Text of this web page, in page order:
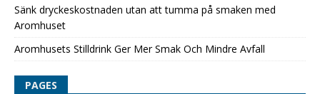
Sänk dryckeskostnaden utan att tumma på smaken med
Aromhuset
Aromhusets Stilldrink Ger Mer Smak Och Mindre Avfall
PAGES